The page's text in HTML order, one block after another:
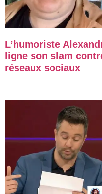
L’humoriste
ligne son slam
réseaux sociaux